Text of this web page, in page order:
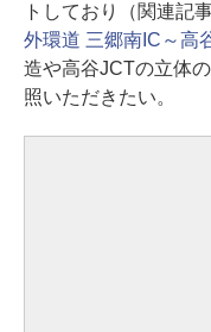
トしており（関連記事
外環道 三郷南IC～高
造や高谷JCTの立体
照いただきたい。